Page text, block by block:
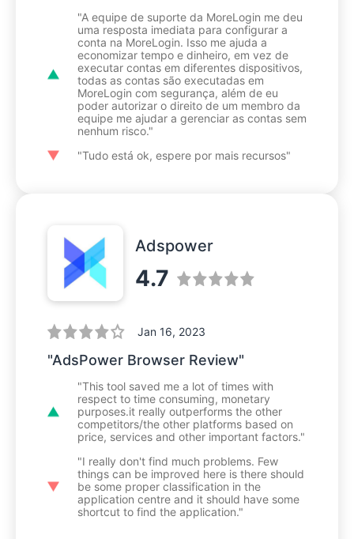
"A equipe de suporte da MoreLogin me deu
uma resposta imediata para configurar a
conta na MoreLogin. Isso me ajuda a
economizar tempo e dinheiro, em vez de
executar contas em diferentes dispositivos,
todas as contas são executadas em
MoreLogin com segurança, além de eu
poder autorizar o direito de um membro da
equipe me ajudar a gerenciar as contas sem
nenhum risco."
"Tudo está ok, espere por mais recursos"
Adspower
4.7
Jan 16, 2023
"AdsPower Browser Review"
"This tool saved me a lot of times with
respect to time consuming, monetary
purposes.it really outperforms the other
competitors/the other platforms based on
price, services and other important factors."
"I really don't find much problems. Few
things can be improved here is there should
be some proper classification in the
application centre and it should have some
shortcut to find the application."